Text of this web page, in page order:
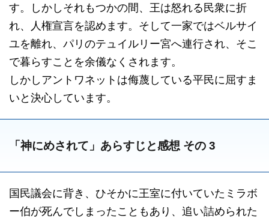
す。しかしそれもつかの間、王は怒れる民衆に折
れ、人権宣言を認めます。そして一家ではベルサイ
ユを離れ、パリのテュイルリー宮へ連行され、そこ
で暮らすことを余儀なくされます。
しかしアントワネットは侮蔑している平民に屈すま
いと決心しています。
「神にめされて」あらすじと感想 その 3
国民議会に背き、ひそかに王室に付いていたミラボ
ー伯が死んでしまったこともあり、追い詰められた